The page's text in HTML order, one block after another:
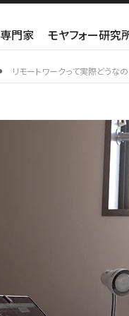
専門家 モヤフォー研究
リモートワークって実際どうな